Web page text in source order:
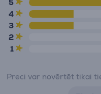
5
4
3
2
1
Preci var novērtēt tikai